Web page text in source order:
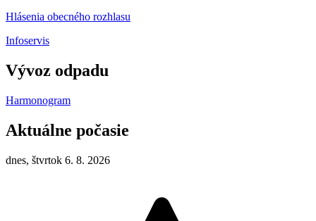
Hlásenia obecného rozhlasu
Infoservis
Vývoz odpadu
Harmonogram
Aktuálne počasie
dnes, štvrtok 6. 8. 2026